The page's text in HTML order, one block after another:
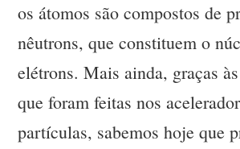
os átomos são compostos de
nêutrons, que constituem o
elétrons. Mais ainda, graças
que foram feitas nos
partículas, sabemos hoje que